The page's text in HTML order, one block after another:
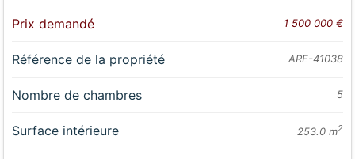
Prix demandé 1 500 000 €
Référence de la propriété ARE-41038
Nombre de chambres 5
Surface intérieure 253.0 m2